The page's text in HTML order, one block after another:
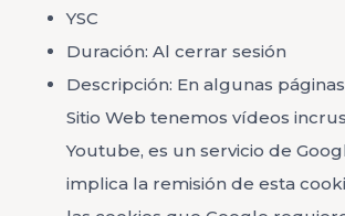
YSC
Duración: Al cerrar sesión
Descripción: En algunas
Sitio Web tenemos vídeos
Youtube, es un servicio de
implica la remisión de esta